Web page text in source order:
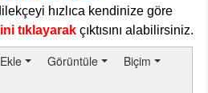
hızlıca kendinize göre
tıklayarak çıktısını alabilirsiniz.